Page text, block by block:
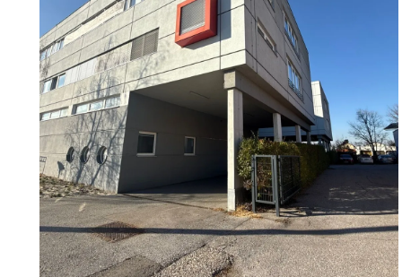
Außenstellplätze stehen zu je netto € 100,00/Monat
Weitere Stellplätze können auf der
angemietet werden.